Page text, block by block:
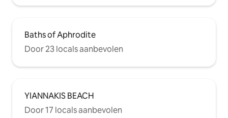
Baths of Aphrodite
Door 23 locals aanbevolen
YIANNAKIS BEACH
Door 17 locals aanbevolen